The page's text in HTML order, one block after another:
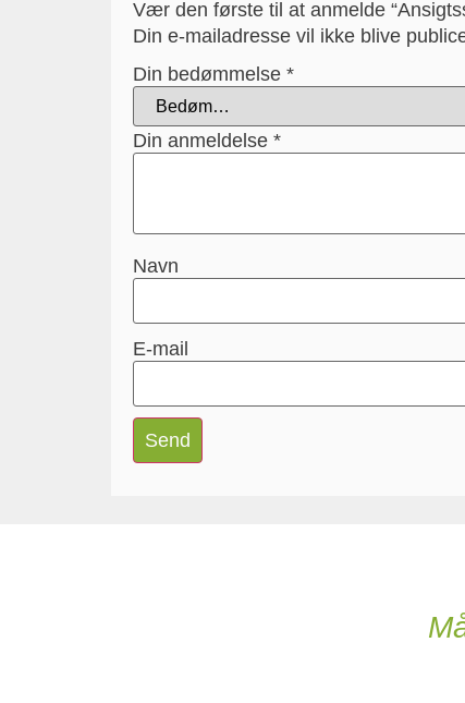
Vær den første til at anmelde
Din e-mailadresse vil ikke blive
Din bedømmelse *
Din anmeldelse *
Navn
E-mail